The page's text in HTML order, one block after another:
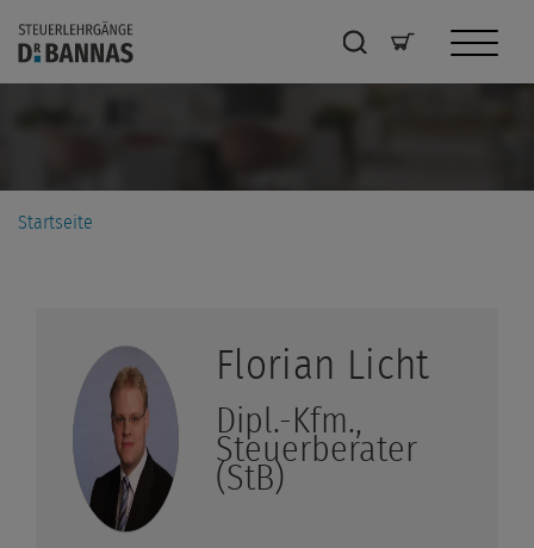
Startseite
Florian Licht
Dipl.-Kfm.,
Steuerberater
(StB)